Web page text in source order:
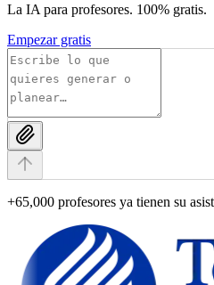
La IA para profesores. 100% gratis.
Empezar gratis
+65,000 profesores ya tienen su